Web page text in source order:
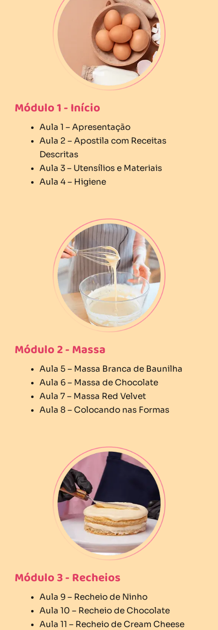
Módulo 1 - Início
Aula 1 – Apresentação
Aula 2 – Apostila com Receitas
Descritas
Aula 3 – Utensílios e Materiais
Aula 4 – Higiene
Módulo 2 - Massa
Aula 5 – Massa Branca de Baunilha
Aula 6 – Massa de Chocolate
Aula 7 – Massa Red Velvet
Aula 8 – Colocando nas Formas
Módulo 3 - Recheios
Aula 9 – Recheio de Ninho
Aula 10 – Recheio de Chocolate
Aula 11 – Recheio de Cream Cheese